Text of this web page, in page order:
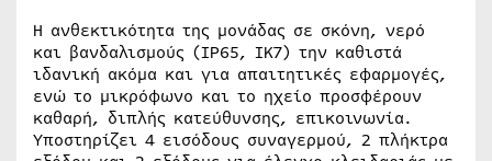
Η ανθεκτικότητα της μονάδας σε σκόνη, νερό
και βανδαλισμούς (IP65, IK7) την καθιστά
ιδανική ακόμα και για απαιτητικές εφαρμογές,
ενώ το μικρόφωνο και το ηχείο προσφέρουν
καθαρή, διπλής κατεύθυνσης, επικοινωνία.
Υποστηρίζει 4 εισόδους συναγερμού, 2 πλήκτρα